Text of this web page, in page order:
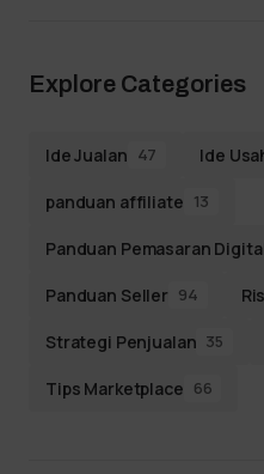
Explore Categories
Ide Jualan 47 Ide
panduan affiliate 13
Panduan Pemasaran
Panduan Seller 94
Strategi Penjualan 35
Tips Marketplace 66